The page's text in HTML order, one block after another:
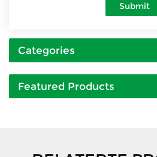
Submit
Categories
Featured Products